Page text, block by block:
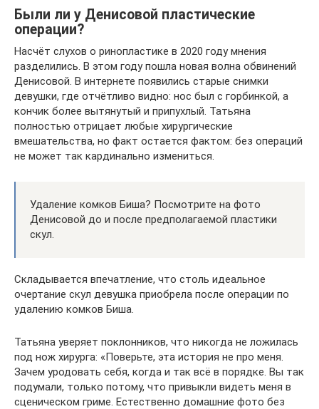
Были ли у Денисовой пластические
операции?
Насчёт слухов о ринопластике в 2020 году мнения
разделились. В этом году пошла новая волна обвинений
Денисовой. В интернете появились старые снимки
девушки, где отчётливо видно: нос был с горбинкой, а
кончик более вытянутый и припухлый. Татьяна
полностью отрицает любые хирургические
вмешательства, но факт остается фактом: без операций
не может так кардинально измениться.
Удаление комков Биша? Посмотрите на фото
Денисовой до и после предполагаемой пластики
скул.
Складывается впечатление, что столь идеальное
очертание скул девушка приобрела после операции по
удалению комков Биша.
Татьяна уверяет поклонников, что никогда не ложилась
под нож хирурга: «Поверьте, эта история не про меня.
Зачем уродовать себя, когда и так всё в порядке. Вы так
подумали, только потому, что привыкли видеть меня в
сценическом гриме. Естественно домашние фото без